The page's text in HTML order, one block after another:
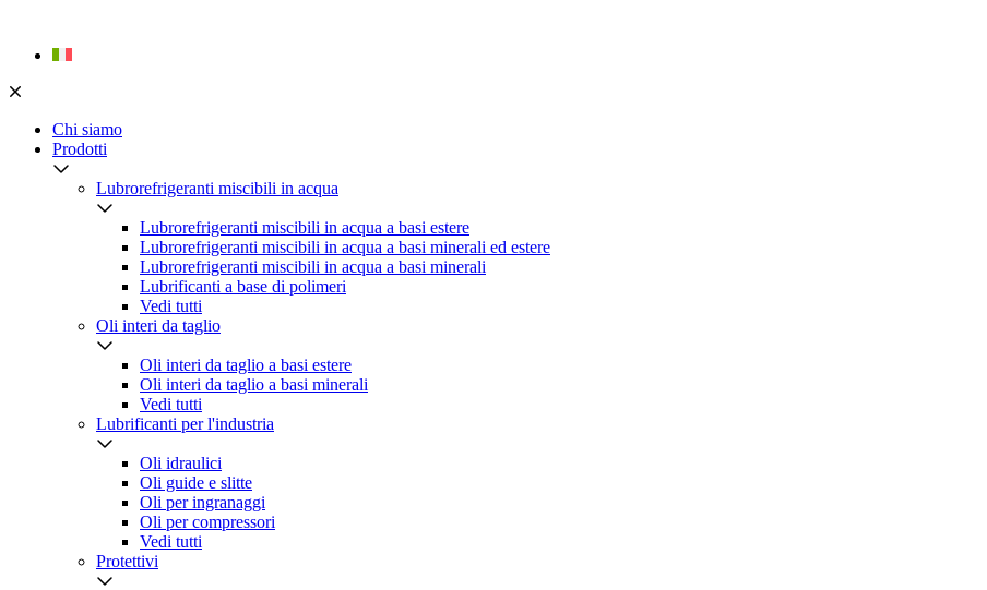
content
Chi siamo
Prodotti
Lubrorefrigeranti miscibili in acqua
Lubrorefrigeranti miscibili in acqua a basi estere
Lubrorefrigeranti miscibili in acqua a basi minerali ed estere
Lubrorefrigeranti miscibili in acqua a basi minerali
Lubrificanti a base di polimeri
Vedi tutti
Oli interi da taglio
Oli interi da taglio a basi estere
Oli interi da taglio a basi minerali
Vedi tutti
Lubrificanti per l'industria
Oli idraulici
Oli guide e slitte
Oli per ingranaggi
Oli per compressori
Vedi tutti
Protettivi